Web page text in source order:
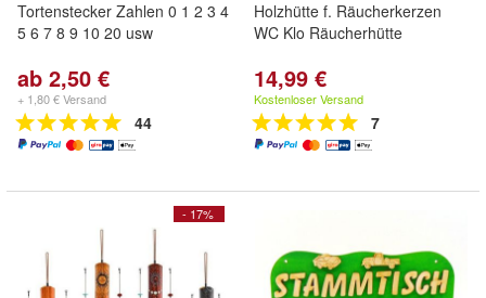
Tortenstecker Zahlen 0 1 2 3 4
5 6 7 8 9 10 20 usw
ab 2,50 €
+ 1,80 € Versand
44
Holzhütte f. Räucherkerzen
WC Klo Räucherhütte
14,99 €
Kostenloser Versand
7
- 17%